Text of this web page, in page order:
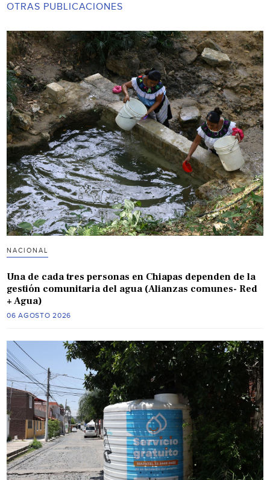
OTRAS PUBLICACIONES
NACIONAL
Una de cada tres personas en Chiapas dependen de la
gestión comunitaria del agua (Alianzas comunes- Red
+ Agua)
06 AGOSTO 2026